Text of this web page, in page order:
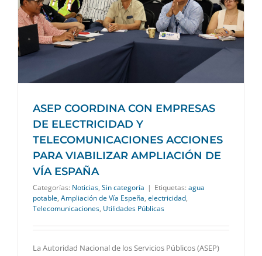
ASEP COORDINA CON EMPRESAS
DE ELECTRICIDAD Y
TELECOMUNICACIONES ACCIONES
PARA VIABILIZAR AMPLIACIÓN DE
VÍA ESPAÑA
Categorías: Noticias, Sin categoría | Etiquetas: agua
potable, Ampliación de Vía Espeña, electricidad,
Telecomunicaciones, Utilidades Públicas
La Autoridad Nacional de los Servicios Públicos (ASEP)